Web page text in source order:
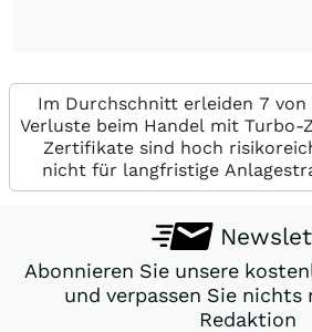
Im Durchschnitt erleiden 7 von
Verluste beim Handel mit
Zertifikate sind hoch
nicht für langfristige
Abonnieren Sie unsere
und verpassen Sie nichts
Redaktion